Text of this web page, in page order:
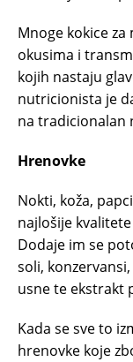
Mnoge kokice
okusima i
kojih nastaju
nutricionista je
na tradicionalan
Hrenovke
Nokti, koža,
najlošije
Dodaje im se
soli,
usne te ekstrakt
Kada se sve to
hrenovke koje